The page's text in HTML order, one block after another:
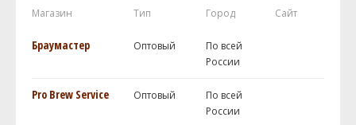
Магазин Тип Город Сайт
Браумастер Оптовый
По всей
России
Pro Brew Service Оптовый
По всей
России